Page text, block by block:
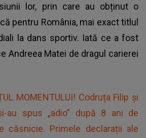
lor, prin care au obținut o
pentru România, mai exact titlul
la dans sportiv. Iată ce a fost
Andreea Matei de dragul carierei
MOMENTULUI! Codruța Filip și
au spus „adio” după 8 ani de
căsnicie. Primele declarații ale